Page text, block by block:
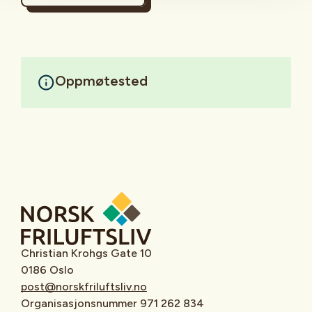
Oppmøtested
Christian Krohgs Gate 10
0186 Oslo
post@norskfriluftsliv.no
Organisasjonsnummer 971 262 834